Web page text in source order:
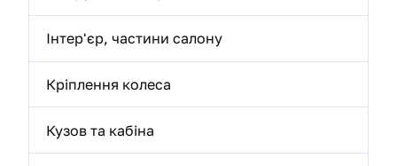
Інтер'єр, частини салону
Кріплення колеса
Кузов та кабіна